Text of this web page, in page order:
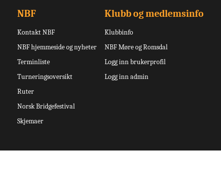
NBF
Kontakt NBF
NBF hjemmeside og nyheter
Terminliste
Turneringsoversikt
Ruter
Norsk Bridgefestival
Skjemaer
Klubb og medlemsinfo
Klubbinfo
NBF Møre og Romsdal
Logg inn brukerprofil
Logg inn admin